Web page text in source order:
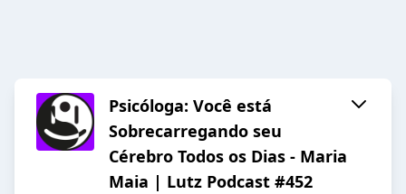
Psicóloga: Você está
Sobrecarregando seu
Cérebro Todos os Dias - Maria
Maia | Lutz Podcast #452